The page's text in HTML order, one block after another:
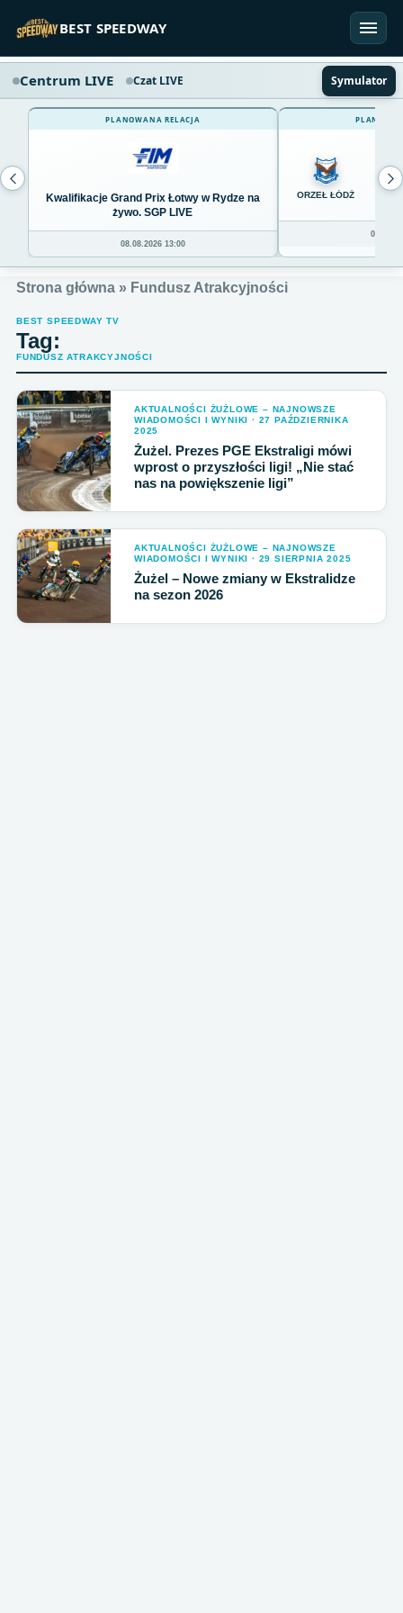
BEST SPEEDWAY
Centrum LIVE Czat LIVE Symulator
PLANOWANA RELACJA
Kwalifikacje Grand Prix Łotwy w Rydze na
żywo. SGP LIVE
08.08.2026 13:00
ORZEŁ ŁÓDŹ
0
Strona główna » Fundusz Atrakcyjności
BEST SPEEDWAY TV
Tag:
FUNDUSZ ATRAKCYJNOŚCI
AKTUALNOŚCI ŻUŻLOWE – NAJNOWSZE
WIADOMOŚCI I WYNIKI · 27 PAŹDZIERNIKA
2025
Żużel. Prezes PGE Ekstraligi mówi
wprost o przyszłości ligi! „Nie stać
nas na powiększenie ligi”
AKTUALNOŚCI ŻUŻLOWE – NAJNOWSZE
WIADOMOŚCI I WYNIKI · 29 SIERPNIA 2025
Żużel – Nowe zmiany w Ekstralidze
na sezon 2026